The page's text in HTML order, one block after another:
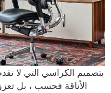
الأناقة فحسب ، بل